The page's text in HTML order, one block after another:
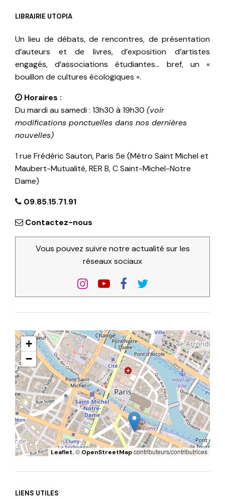
LIBRAIRIE UTOPIA
Un lieu de débats, de rencontres, de présentation
d’auteurs et de livres, d’exposition d’artistes
engagés, d’associations étudiantes… bref, un «
bouillon de cultures écologiques ».
Horaires :
Du mardi au samedi : 13h30 à 19h30 (voir
modifications ponctuelles dans nos dernières
nouvelles)
1 rue Frédéric Sauton, Paris 5e (Métro Saint Michel et
Maubert-Mutualité, RER B, C Saint-Michel-Notre
Dame)
09.85.15.71.91
Contactez-nous
Vous pouvez suivre notre actualité sur les
réseaux sociaux
+
−
Leaflet, ©OpenStreetMapcontributeurs/contributrices
LIENS UTILES